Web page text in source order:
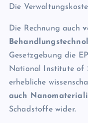
Die
Die Rechnung auch
Gesetzgebung die
National Institute of
erhebliche
auch
Schadstoffe wider.